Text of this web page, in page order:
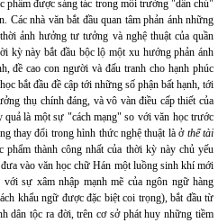
được sáng tác trong môi trường "dân chủ"
Các nhà văn bắt đầu quan tâm phản ánh những
ảnh hưởng tư tưởng và nghệ thuật của quần
kỳ này bắt đầu bộc lộ một xu hướng phản ánh
đề cao con người và đấu tranh cho hạnh phúc
bắt đầu đề cập tới những số phận bất hạnh, tới
thụ chính đáng, và vô vàn điều cấp thiết của
là một sự "cách mạng" so với văn học trước
thay đổi trong hình thức nghệ thuật là ở thể tài
phẩm thành công nhất của thời kỳ này chủ yếu
vào văn học chữ Hán một luồng sinh khí mới
sự xâm nhập mạnh mẽ của ngôn ngữ hàng
khẩu ngữ được đặc biệt coi trọng), bắt đầu từ
dân tộc ra đời, trên cơ sở phát huy những tiềm